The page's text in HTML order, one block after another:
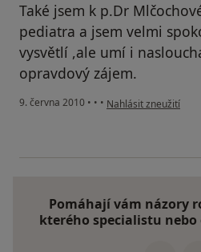
Také jsem k p.Dr
pediatra a jsem velmi
vysvětlí ,ale umí i
opravdový zájem.
9. června 2010 • • • podle názoru
Nahlásit zneužití
Pomáhají vám názory
kterého specialistu